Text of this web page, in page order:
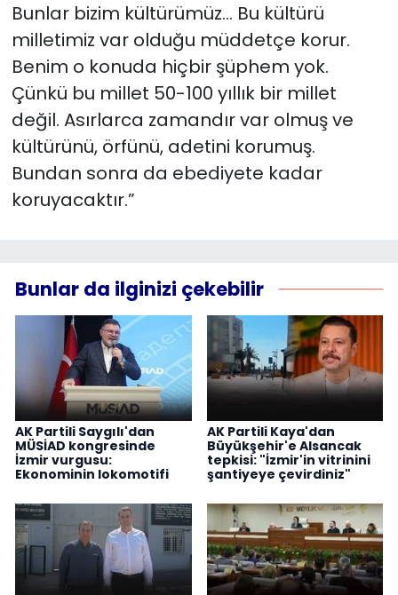
Bunlar bizim kültürümüz… Bu kültürü
milletimiz var olduğu müddetçe korur.
Benim o konuda hiçbir şüphem yok.
Çünkü bu millet 50-100 yıllık bir millet
değil. Asırlarca zamandır var olmuş ve
kültürünü, örfünü, adetini korumuş.
Bundan sonra da ebediyete kadar
koruyacaktır.”
Bunlar da ilginizi çekebilir
AK Partili Saygılı'dan
MÜSİAD kongresinde
İzmir vurgusu:
Ekonominin lokomotifi
AK Partili Kaya'dan
Büyükşehir'e Alsancak
tepkisi: "İzmir'in vitrinini
şantiyeye çevirdiniz"